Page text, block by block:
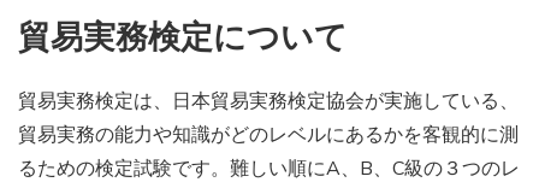
貿易実務検定について
貿易実務検定は、日本貿易実務検定協会が実施している、
貿易実務の能力や知識がどのレベルにあるかを客観的に測
るための検定試験です。難しい順にA、B、C級の３つのレ